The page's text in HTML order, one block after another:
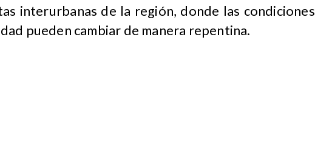
interurbanas de la región, donde las condiciones
pueden cambiar de manera repentina.